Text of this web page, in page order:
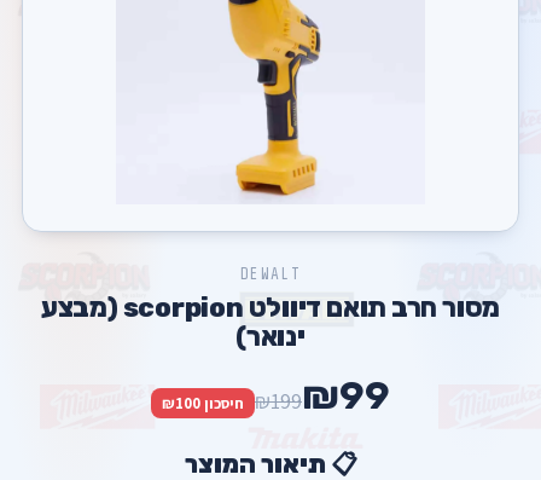
DEWALT
מסור חרב תואם דיוולט scorpion (מבצע
ינואר)
₪99
₪199 חיסכון ₪100
📋 תיאור המוצר